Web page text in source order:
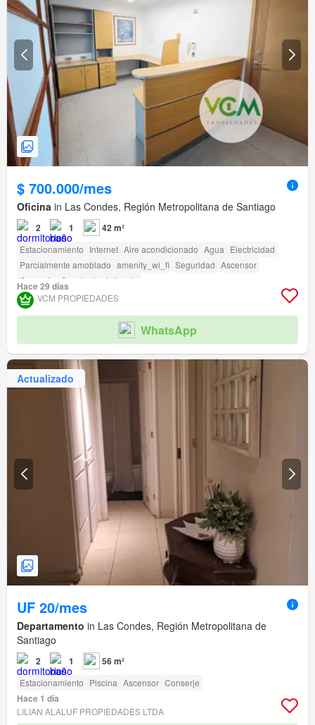
$ 700.000/mes
Oficina in Las Condes, Región Metropolitana de Santiago
2 1 42 m²
Estacionamiento Internet Aire acondicionado Agua Electricidad
Parcialmente amoblado amenity_wi_fi Seguridad Ascensor
Conserje
Caseta de vigilancia
Hace 29 días
VCM PROPIEDADES
WhatsApp
Actualizado
UF 20/mes
Departamento in Las Condes, Región Metropolitana de
Santiago
2 1 56 m²
Estacionamiento Piscina Ascensor Conserje
Hace 1 día
LILIAN ALALUF PROPIEDADES LTDA